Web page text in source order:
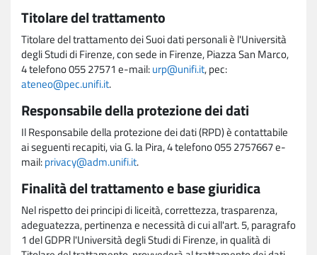
Titolare del trattamento
Titolare del trattamento dei Suoi dati personali è l'Università
degli Studi di Firenze, con sede in Firenze, Piazza San Marco,
4 telefono 055 27571 e-mail:urp@unifi.it, pec:
ateneo@pec.unifi.it.
Responsabile della protezione dei dati
Il Responsabile della protezione dei dati (RPD) è contattabile
ai seguenti recapiti, via G. la Pira, 4 telefono 055 2757667 e-
mail:privacy@adm.unifi.it.
Finalità del trattamento e base giuridica
Nel rispetto dei principi di liceità, correttezza, trasparenza,
adeguatezza, pertinenza e necessità di cui all'art. 5, paragrafo
1 del GDPR l'Università degli Studi di Firenze, in qualità di